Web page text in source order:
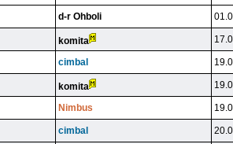
d-r Ohboli
komita
cimbal
komita
Nimbus
cimbal